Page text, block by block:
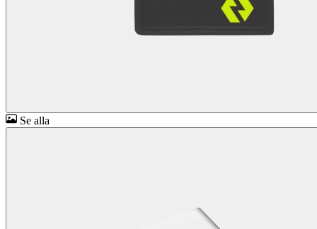
Se alla